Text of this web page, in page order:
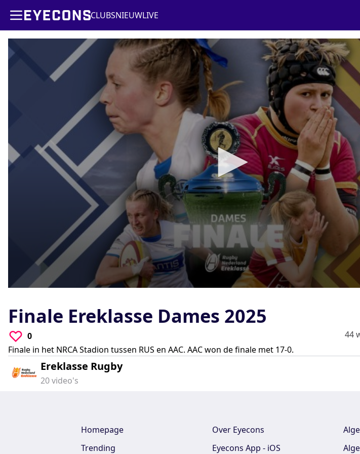
CLUBSNIEUWLIVE
secondsVolume
90%
Finale Ereklasse Dames 2025
0 44
Finale in het NRCA Stadion tussen RUS en AAC. AAC won de finale met 17-0.
Ereklasse Rugby
20video's
Homepage
Trending
Over Eyecons
Eyecons App - iOS